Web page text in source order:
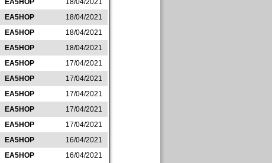
EA5HOP
18/04/2021
EA5HOP
18/04/2021
EA5HOP
18/04/2021
EA5HOP
18/04/2021
EA5HOP
17/04/2021
EA5HOP
17/04/2021
EA5HOP
17/04/2021
EA5HOP
17/04/2021
EA5HOP
17/04/2021
EA5HOP
16/04/2021
EA5HOP
16/04/2021